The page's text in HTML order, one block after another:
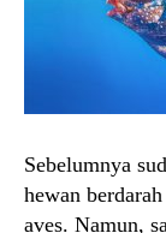
Sebelumnya
hewan
aves. Namun,